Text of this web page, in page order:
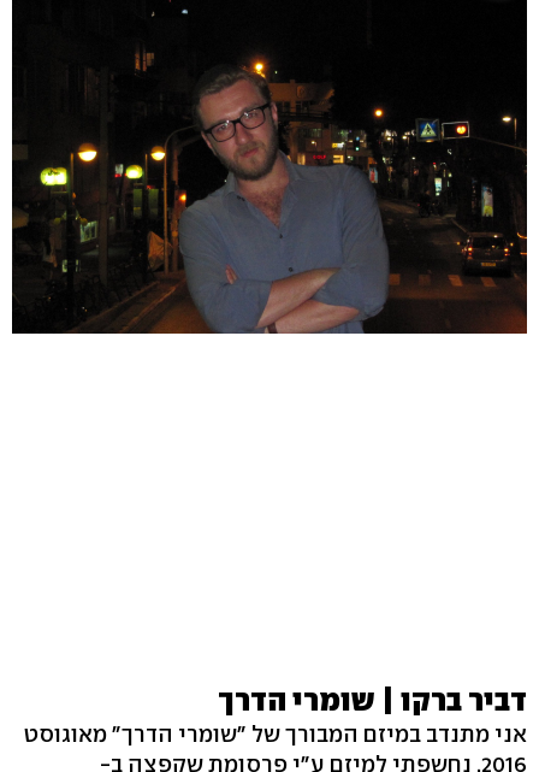
דביר ברקו | שומרי הדרך
אני מתנדב במיזם המבורך של "שומרי הדרך" מאוגוסט
2016. נחשפתי למיזם ע"י פרסומת שקפצה ב-